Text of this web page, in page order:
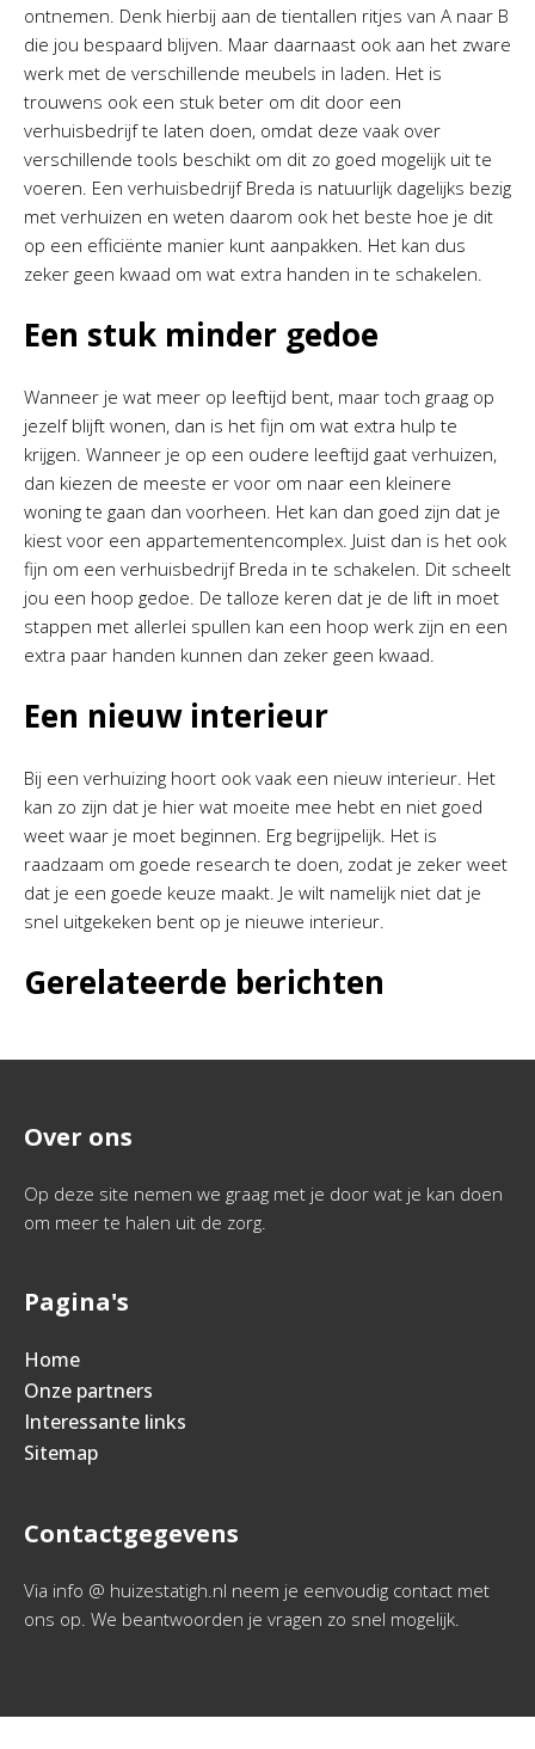
ontnemen. Denk hierbij aan de tientallen ritjes van A naar B
die jou bespaard blijven. Maar daarnaast ook aan het zware
werk met de verschillende meubels in laden. Het is
trouwens ook een stuk beter om dit door een
verhuisbedrijf te laten doen, omdat deze vaak over
verschillende tools beschikt om dit zo goed mogelijk uit te
voeren. Een verhuisbedrijf Breda is natuurlijk dagelijks bezig
met verhuizen en weten daarom ook het beste hoe je dit
op een efficiënte manier kunt aanpakken. Het kan dus
zeker geen kwaad om wat extra handen in te schakelen.
Een stuk minder gedoe
Wanneer je wat meer op leeftijd bent, maar toch graag op
jezelf blijft wonen, dan is het fijn om wat extra hulp te
krijgen. Wanneer je op een oudere leeftijd gaat verhuizen,
dan kiezen de meeste er voor om naar een kleinere
woning te gaan dan voorheen. Het kan dan goed zijn dat je
kiest voor een appartementencomplex. Juist dan is het ook
fijn om een verhuisbedrijf Breda in te schakelen. Dit scheelt
jou een hoop gedoe. De talloze keren dat je de lift in moet
stappen met allerlei spullen kan een hoop werk zijn en een
extra paar handen kunnen dan zeker geen kwaad.
Een nieuw interieur
Bij een verhuizing hoort ook vaak een nieuw interieur. Het
kan zo zijn dat je hier wat moeite mee hebt en niet goed
weet waar je moet beginnen. Erg begrijpelijk. Het is
raadzaam om goede research te doen, zodat je zeker weet
dat je een goede keuze maakt. Je wilt namelijk niet dat je
snel uitgekeken bent op je nieuwe interieur.
Gerelateerde berichten
Over ons
Op deze site nemen we graag met je door wat je kan doen
om meer te halen uit de zorg.
Pagina's
Home
Onze partners
Interessante links
Sitemap
Contactgegevens
Via info @ huizestatigh.nl neem je eenvoudig contact met
ons op. We beantwoorden je vragen zo snel mogelijk.